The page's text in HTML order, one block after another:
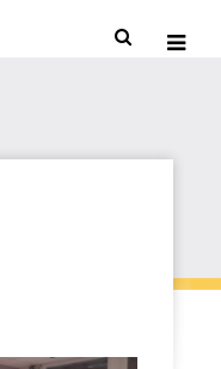
 